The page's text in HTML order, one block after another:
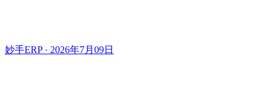
妙手ERP · 2026年7月09日